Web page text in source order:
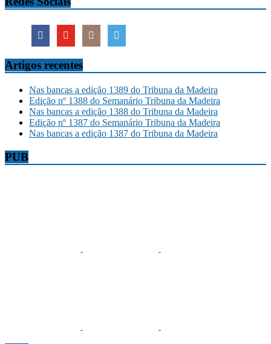
Artigos recentes
Nas bancas a edição 1389 do Tribuna da Madeira
Edição nº 1388 do Semanário Tribuna da Madeira
Nas bancas a edição 1388 do Tribuna da Madeira
Edição nº 1387 do Semanário Tribuna da Madeira
Nas bancas a edição 1387 do Tribuna da Madeira
PUB